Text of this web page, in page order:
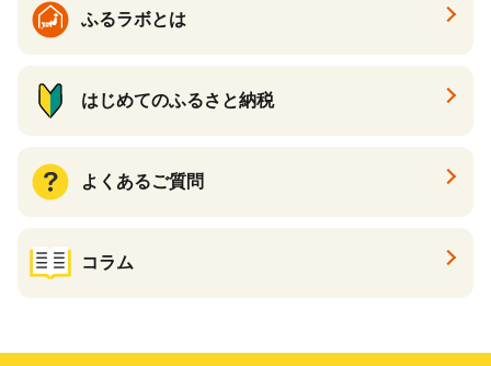
ふるラボとは
はじめてのふるさと納税
よくあるご質問
コラム